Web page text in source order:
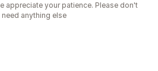
appreciate your patience. Please don't
anything else